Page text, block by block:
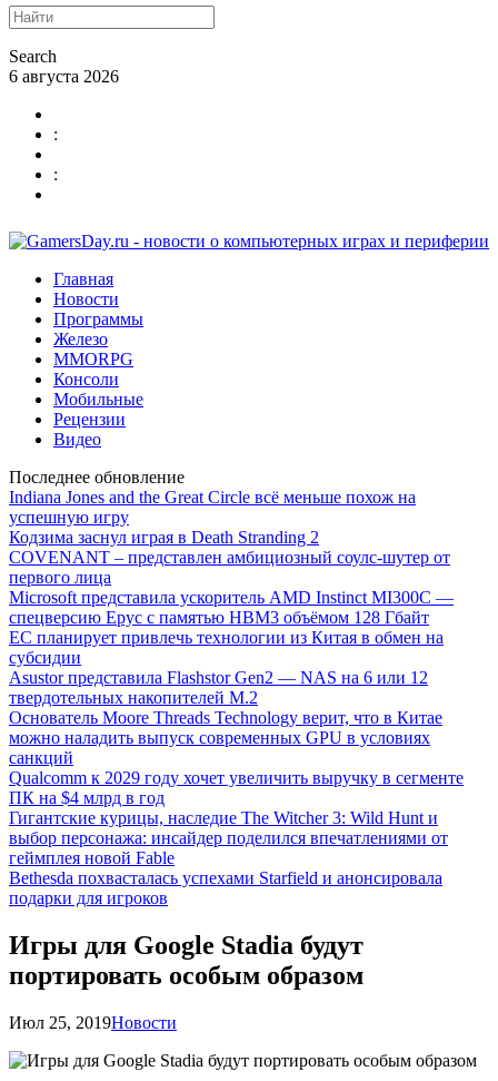
Search
6 августа 2026
:
:
Главная
Новости
Программы
Железо
MMORPG
Консоли
Мобильные
Рецензии
Видео
Последнее обновление
Indiana Jones and the Great Circle всё меньше похож на
успешную игру
Кодзима заснул играя в Death Stranding 2
COVENANT – представлен амбициозный соулс-шутер от
первого лица
Microsoft представила ускоритель AMD Instinct MI300C —
спецверсию Epyc с памятью HBM3 объёмом 128 Гбайт
ЕС планирует привлечь технологии из Китая в обмен на
субсидии
Asustor представила Flashstor Gen2 — NAS на 6 или 12
твердотельных накопителей M.2
Основатель Moore Threads Technology верит, что в Китае
можно наладить выпуск современных GPU в условиях
санкций
Qualcomm к 2029 году хочет увеличить выручку в сегменте
ПК на $4 млрд в год
Гигантские курицы, наследие The Witcher 3: Wild Hunt и
выбор персонажа: инсайдер поделился впечатлениями от
геймплея новой Fable
Bethesda похвасталась успехами Starfield и анонсировала
подарки для игроков
Игры для Google Stadia будут
портировать особым образом
Июл 25, 2019Новости